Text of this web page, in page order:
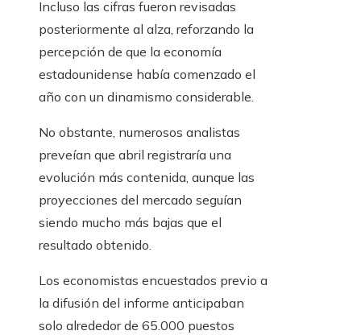
Incluso las cifras fueron revisadas
posteriormente al alza, reforzando la
percepción de que la economía
estadounidense había comenzado el
año con un dinamismo considerable.
No obstante, numerosos analistas
preveían que abril registraría una
evolución más contenida, aunque las
proyecciones del mercado seguían
siendo mucho más bajas que el
resultado obtenido.
Los economistas encuestados previo a
la difusión del informe anticipaban
solo alrededor de 65.000 puestos